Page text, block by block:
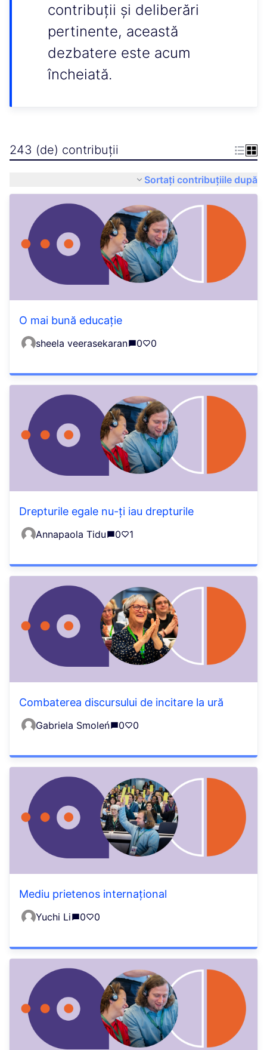
contribuții și deliberări
pertinente, această
dezbatere este acum
încheiată.
243 (de) contribuții
Sortați contribuțiile după
O mai bună educație
sheela veerasekaran 0 0
Drepturile egale nu-ți iau drepturile
Annapaola Tidu 0 1
Combaterea discursului de incitare la ură
Gabriela Smoleń 0 0
Mediu prietenos internațional
Yuchi Li 0 0